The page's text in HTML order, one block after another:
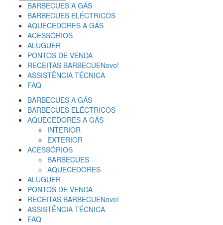
BARBECUES A GÁS
BARBECUES ELÉCTRICOS
AQUECEDORES A GÁS
ACESSÓRIOS
ALUGUER
PONTOS DE VENDA
RECEITAS BARBECUENovo!
ASSISTÊNCIA TÉCNICA
FAQ
BARBECUES A GÁS
BARBECUES ELÉCTRICOS
AQUECEDORES A GÁS
INTERIOR
EXTERIOR
ACESSÓRIOS
BARBECUES
AQUECEDORES
ALUGUER
PONTOS DE VENDA
RECEITAS BARBECUENovo!
ASSISTÊNCIA TÉCNICA
FAQ